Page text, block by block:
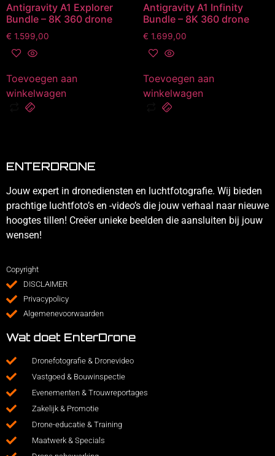
Antigravity A1 Explorer
Bundle – 8K 360 drone
€ 1.599,00
Toevoegen aan
winkelwagen
Antigravity A1 Infinity
Bundle – 8K 360 drone
€ 1.699,00
Toevoegen aan
winkelwagen
ENTERDRONE
Jouw expert in dronediensten en luchtfotografie. Wij bieden
prachtige luchtfoto’s en -video’s die jouw verhaal naar nieuwe
hoogtes tillen! Creëer unieke beelden die aansluiten bij jouw
wensen!
Copyright
DISCLAIMER
Privacypolicy
Algemenevoorwaarden
Wat doet EnterDrone
Dronefotografie & Dronevideo
Vastgoed & Bouwinspectie
Evenementen & Trouwreportages
Zakelijk & Promotie
Drone-educatie & Training
Maatwerk & Specials